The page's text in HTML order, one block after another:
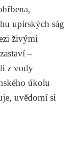
upírských ság
živými
–
z vody
úkolu
uvědomí si